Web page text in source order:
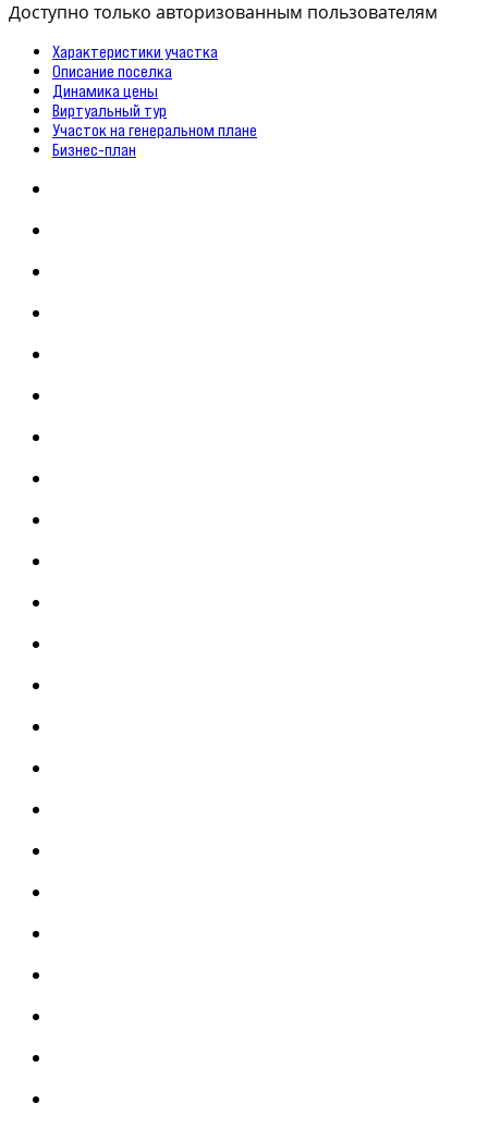
Доступно только авторизованным пользователям
Характеристики участка
Описание поселка
Динамика цены
Виртуальный тур
Участок на генеральном плане
Бизнес-план